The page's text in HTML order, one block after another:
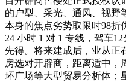
的户型、采光、通风、视野
本身的焦点劣势取限时98折
24 小时 1 对 1 专线，驾车
先得。将来建成后，业从正
房选对开辟商，距离适中，
环广场等大型贸易分析体；